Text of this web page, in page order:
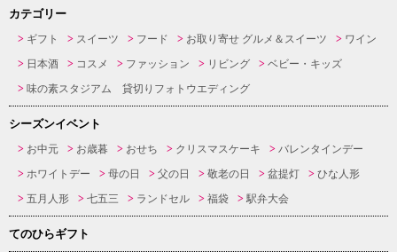
カテゴリー
ギフト スイーツ フード お取り寄せ グルメ＆スイーツ
ワイン
日本酒
コスメ ファッション リビング
ベビー・キッズ
味の素スタジアム 貸切りフォトウエディング
シーズンイベント
お中元 お歳暮 おせち クリスマスケーキ
バレンタインデー
ホワイトデー
母の日 父の日 敬老の日 盆提灯
ひな人形
五月人形
七五三 ランドセル 福袋 駅弁大会
てのひらギフト